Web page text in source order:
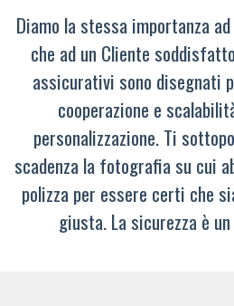
Diamo la stessa importanza
che ad un Cliente
assicurativi sono disegnati
cooperazione e
personalizzazione. Ti
scadenza la fotografia su cui
polizza per essere certi che
giusta. La sicurezza è